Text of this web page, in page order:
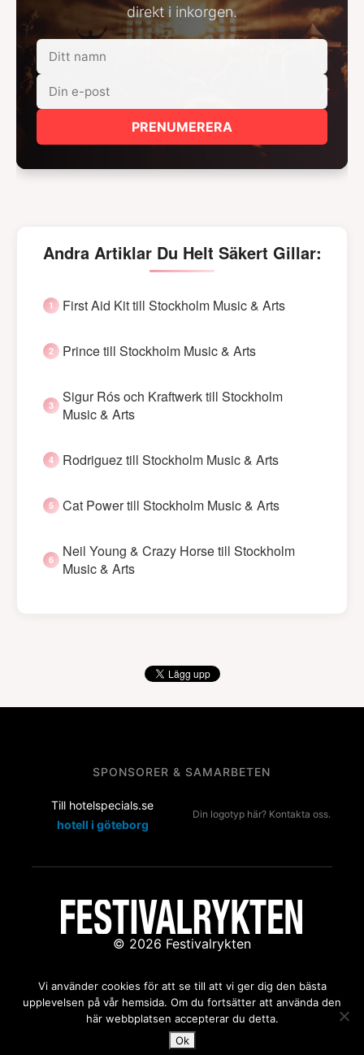
direkt i inkorgen.
PRENUMERERA
Andra Artiklar Du Helt Säkert Gillar:
First Aid Kit till Stockholm Music & Arts
Prince till Stockholm Music & Arts
Sigur Rós och Kraftwerk till Stockholm
Music & Arts
Rodriguez till Stockholm Music & Arts
Cat Power till Stockholm Music & Arts
Neil Young & Crazy Horse till Stockholm
Music & Arts
SPONSORER & SAMARBETEN
Till hotelspecials.se
hotell i göteborg
Din logotyp här? Kontakta oss.
© 2026 Festivalrykten
Kontakta oss:redaktion@festivalrykten.se
Vi använder cookies för att se till att vi ger dig den bästa
upplevelsen på vår hemsida. Om du fortsätter att använda den
här webbplatsen accepterar du detta.
Ok